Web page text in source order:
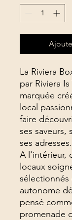
La Riviera
par Riviera
marquée
local
faire
ses saveurs,
ses adresses.
A l'intérieur,
locaux
sélectionnés
autonome
pensé
promenade